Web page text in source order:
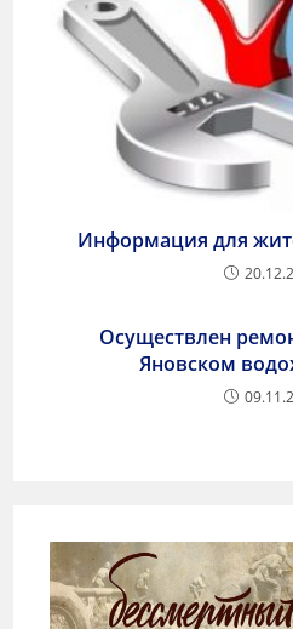
Информация для
Осуществлен
Яновском